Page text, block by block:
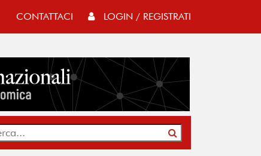
CONTATTACI LOGIN / REGISTRATI